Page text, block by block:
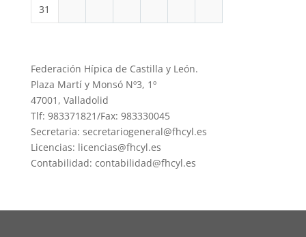
31
Federación Hípica de Castilla y León.
Plaza Martí y Monsó Nº3, 1º
47001, Valladolid
Tlf: 983371821/Fax: 983330045
Secretaria: secretariogeneral@fhcyl.es
Licencias: licencias@fhcyl.es
Contabilidad: contabilidad@fhcyl.es